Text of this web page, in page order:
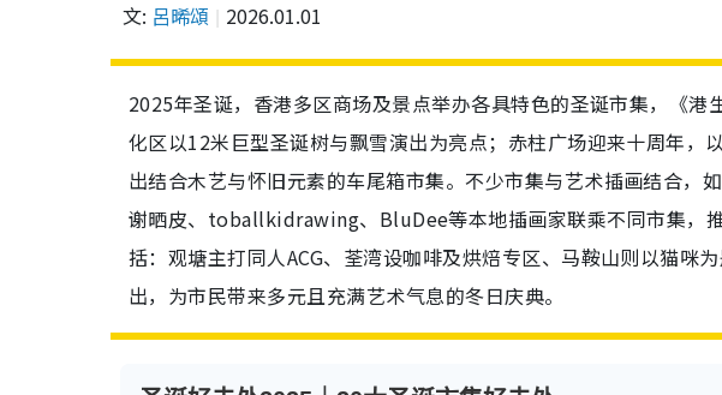
文: 呂晞頌 2026.01.01
2025年圣诞，香港多区商场及景点举办各具特色的圣诞市集，《
化区以12米巨型圣诞树与飘雪演出为亮点；赤柱广场迎来十周年
出结合木艺与怀旧元素的车尾箱市集。不少市集与艺术插画结合，
谢晒皮、toballkidrawing、BluDee等本地插画家联乘不同市集，
括：观塘主打同人ACG、荃湾设咖啡及烘焙专区、马鞍山则以猫咪
出，为市民带来多元且充满艺术气息的冬日庆典。